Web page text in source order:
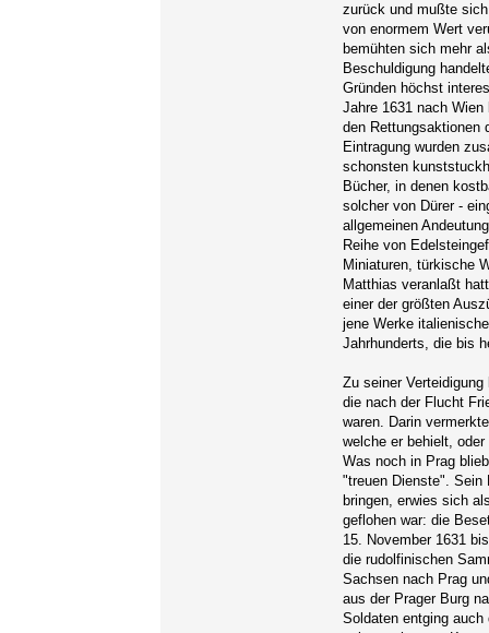
zurück und mußte
von enormem Wert
bemühten sich mehr
Beschuldigung
Gründen höchst
Jahre 1631 nach
den Rettungsaktionen
Eintragung wurden
schonsten
Bücher, in denen
solcher von Dürer -
allgemeinen
Reihe von
Miniaturen, türkische
Matthias veranlaßt
einer der größten
jene Werke
Jahrhunderts, die bis
Zu seiner
die nach der Flucht
waren. Darin
welche er behielt,
Was noch in Prag
"treuen Dienste". Sein
bringen, erwies sich
geflohen war: die
15. November 1631
die rudolfinischen
Sachsen nach Prag
aus der Prager Burg
Soldaten entging